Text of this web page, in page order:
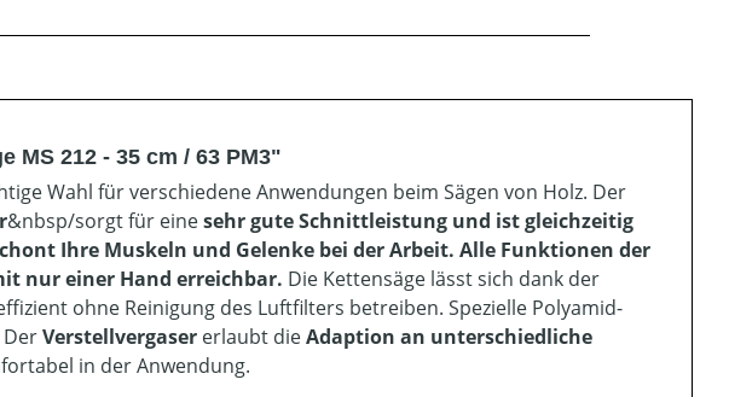
MS 212 - 35 cm / 63 PM3"
Wahl für verschiedene Anwendungen beim Sägen von Holz. Der
&nbsp/sorgt für einesehrgute Schnittleistung und ist gleichzeitig
Ihre Muskeln und Gelenke bei der Arbeit. Alle Funktionen der
nur einer Hand erreichbar. Die Kettensäge lässt sich dank der
ohne Reinigung des Luftfilters betreiben. Spezielle Polyamid-
Verstellvergaser erlaubt dieAdaption an unterschiedliche
in der Anwendung.